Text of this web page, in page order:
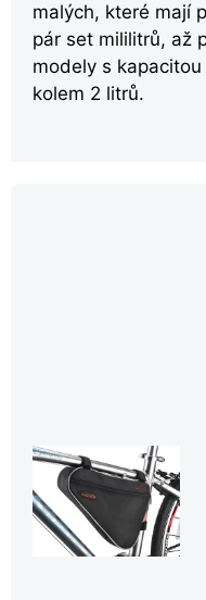
malých, které mají
pár set mililitrů, až
modely s kapacitou
kolem 2 litrů.